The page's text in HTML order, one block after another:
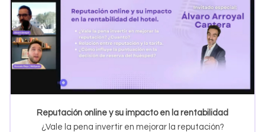
Reputación online y su impacto en la rentabilidad
¿Vale la pena invertir en mejorar la reputación?